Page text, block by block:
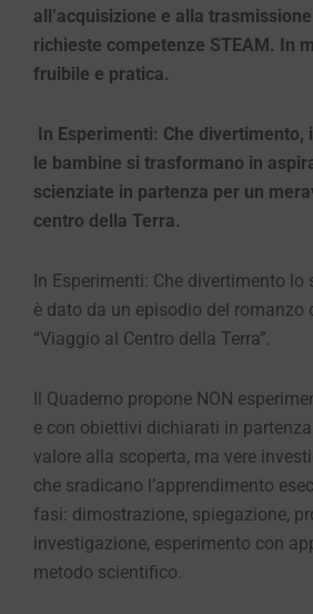
all’acquisizione e alla
richieste competenze STEAM. In
fruibile e pratica.
In Esperimenti: Che divertimento,
le bambine si trasformano in
scienziate in partenza per un
centro della Terra.
In Esperimenti: Che divertimento
è dato da un episodio del romanzo
“Viaggio al Centro della Terra”.
Il Quaderno propone NON
e con obiettivi dichiarati in
valore alla scoperta, ma vere
che sradicano l’apprendimento
fasi: dimostrazione, spiegazione,
investigazione, esperimento con
metodo scientifico.